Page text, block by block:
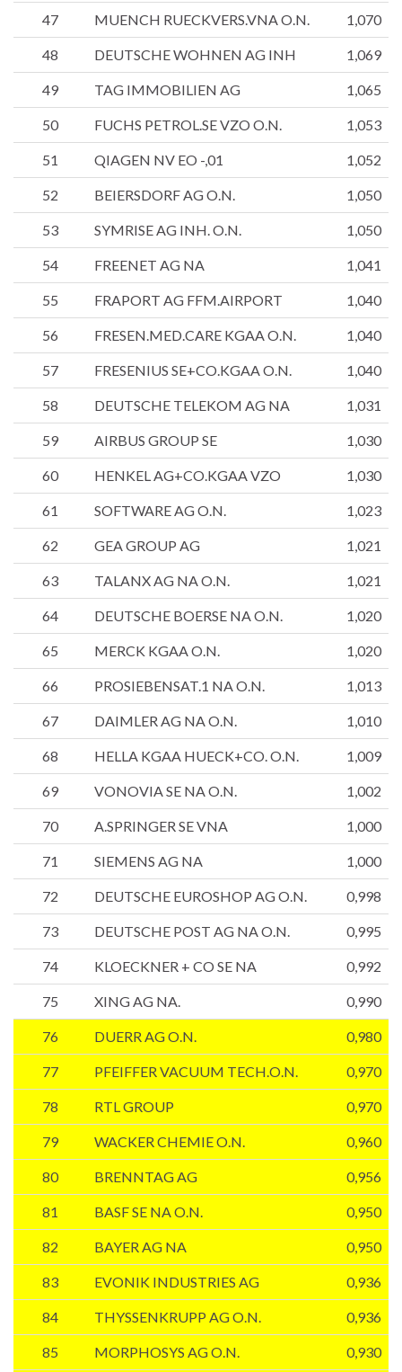
47 MUENCH RUECKVERS.VNA O.N. 1,070
48 DEUTSCHE WOHNEN AG INH 1,069
49 TAG IMMOBILIEN AG 1,065
50 FUCHS PETROL.SE VZO O.N. 1,053
51 QIAGEN NV EO -,01 1,052
52 BEIERSDORF AG O.N. 1,050
53 SYMRISE AG INH. O.N. 1,050
54 FREENET AG NA 1,041
55 FRAPORT AG FFM.AIRPORT 1,040
56 FRESEN.MED.CARE KGAA O.N. 1,040
57 FRESENIUS SE+CO.KGAA O.N. 1,040
58 DEUTSCHE TELEKOM AG NA 1,031
59 AIRBUS GROUP SE 1,030
60 HENKEL AG+CO.KGAA VZO 1,030
61 SOFTWARE AG O.N. 1,023
62 GEA GROUP AG 1,021
63 TALANX AG NA O.N. 1,021
64 DEUTSCHE BOERSE NA O.N. 1,020
65 MERCK KGAA O.N. 1,020
66 PROSIEBENSAT.1 NA O.N. 1,013
67 DAIMLER AG NA O.N. 1,010
68 HELLA KGAA HUECK+CO. O.N. 1,009
69 VONOVIA SE NA O.N. 1,002
70 A.SPRINGER SE VNA 1,000
71 SIEMENS AG NA 1,000
72 DEUTSCHE EUROSHOP AG O.N. 0,998
73 DEUTSCHE POST AG NA O.N. 0,995
74 KLOECKNER + CO SE NA 0,992
75 XING AG NA. 0,990
76 DUERR AG O.N. 0,980
77 PFEIFFER VACUUM TECH.O.N. 0,970
78 RTL GROUP 0,970
79 WACKER CHEMIE O.N. 0,960
80 BRENNTAG AG 0,956
81 BASF SE NA O.N. 0,950
82 BAYER AG NA 0,950
83 EVONIK INDUSTRIES AG 0,936
84 THYSSENKRUPP AG O.N. 0,936
85 MORPHOSYS AG O.N. 0,930